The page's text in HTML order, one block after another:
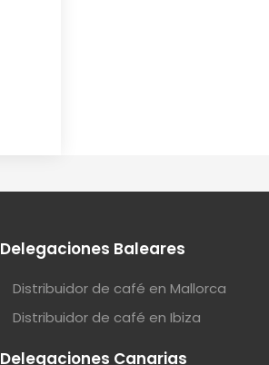
Delegaciones Baleares
Distribuidor de café en Mallorca
Distribuidor de café en Ibiza
Delegaciones Canarias